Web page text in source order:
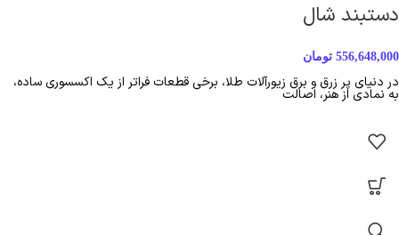
دستبند شال
556,648,000 تومان
در دنیای پر زرق و برق زیورآلات طلا، برخی قطعات فراتر از یک اکسسوری ساده،
به نمادی از هنر، اصالت